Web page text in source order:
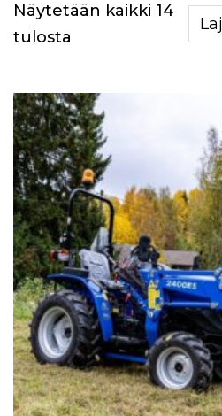
Näytetään kaikki 14
tulosta